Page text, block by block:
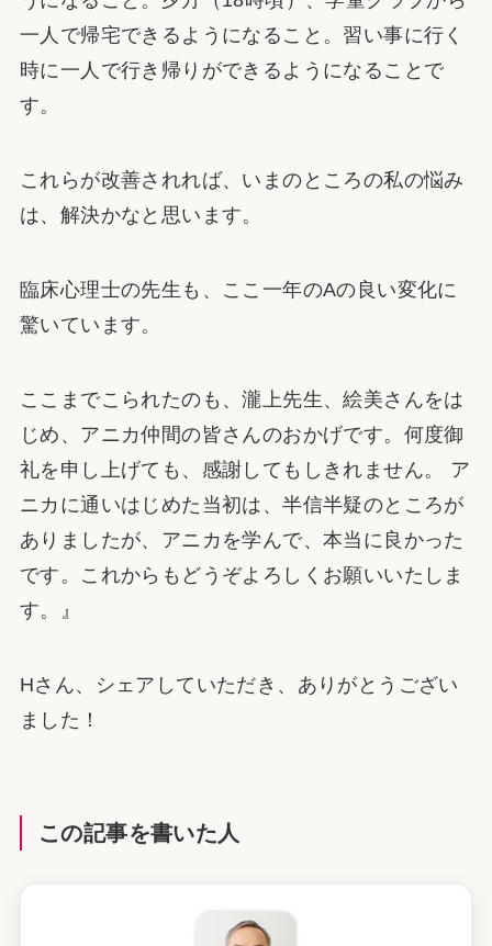
一人で帰宅できるようになること。習い事に行く
時に一人で行き帰りができるようになることで
す。
これらが改善されれば、いまのところの私の悩み
は、解決かなと思います。
臨床心理士の先生も、ここ一年のAの良い変化に
驚いています。
ここまでこられたのも、瀧上先生、絵美さんをは
じめ、アニカ仲間の皆さんのおかげです。何度御
礼を申し上げても、感謝してもしきれません。 ア
ニカに通いはじめた当初は、半信半疑のところが
ありましたが、アニカを学んで、本当に良かった
です。これからもどうぞよろしくお願いいたしま
す。』
Hさん、シェアしていただき、ありがとうござい
ました！
この記事を書いた人